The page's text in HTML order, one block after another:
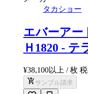
タカショー
エバーアー
Ｈ1820 - テ
¥38,100以上 / 枚
サンプル請求